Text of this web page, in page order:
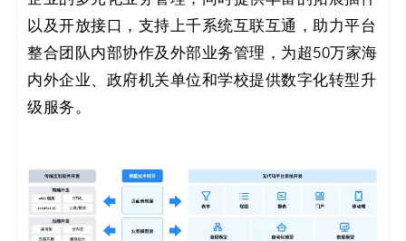
以及开放接口，支持上千系统互联互通，助力平台
整合团队内部协作及外部业务管理，为超50万家海
内外企业、政府机关单位和学校提供数字化转型升
级服务。